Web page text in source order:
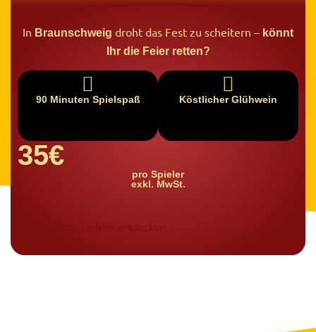
In Braunschweig droht das Fest zu scheitern – könnt
Ihr die Feier retten?
35€
pro Spieler
exkl. MwSt.
90 Minuten Spielspaß Köstlicher Glühwein